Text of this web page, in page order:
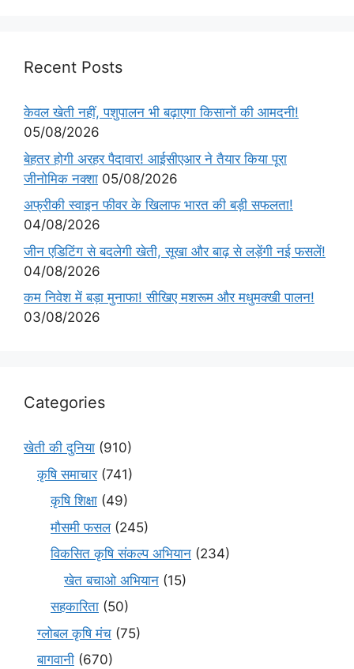
Recent Posts
केवल खेती नहीं, पशुपालन भी बढ़ाएगा किसानों की आमदनी!
05/08/2026
बेहतर होगी अरहर पैदावार! आईसीएआर ने तैयार किया पूरा
जीनोमिक नक्शा 05/08/2026
अफ्रीकी स्वाइन फीवर के खिलाफ भारत की बड़ी सफलता!
04/08/2026
जीन एडिटिंग से बदलेगी खेती, सूखा और बाढ़ से लड़ेंगी नई फसलें!
04/08/2026
कम निवेश में बड़ा मुनाफा! सीखिए मशरूम और मधुमक्खी पालन!
03/08/2026
Categories
खेती की दुनिया (910)
कृषि समाचार(741)
कृषि शिक्षा (49)
मौसमी फसल(245)
विकसित कृषि संकल्प अभियान (234)
खेत बचाओ अभियान (15)
सहकारिता (50)
ग्लोबल कृषि मंच (75)
बागवानी (670)